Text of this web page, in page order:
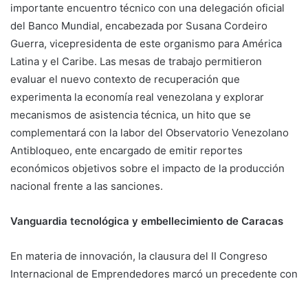
importante encuentro técnico con una delegación oficial
del Banco Mundial, encabezada por Susana Cordeiro
Guerra, vicepresidenta de este organismo para América
Latina y el Caribe. Las mesas de trabajo permitieron
evaluar el nuevo contexto de recuperación que
experimenta la economía real venezolana y explorar
mecanismos de asistencia técnica, un hito que se
complementará con la labor del Observatorio Venezolano
Antibloqueo, ente encargado de emitir reportes
económicos objetivos sobre el impacto de la producción
nacional frente a las sanciones.
Vanguardia tecnológica y embellecimiento de Caracas
En materia de innovación, la clausura del II Congreso
Internacional de Emprendedores marcó un precedente con